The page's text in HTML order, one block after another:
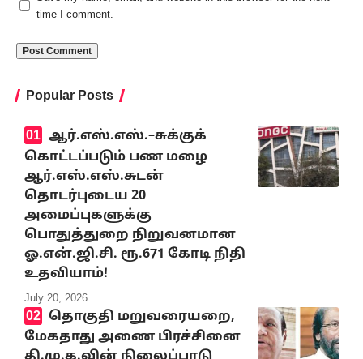
time I comment.
Popular Posts
ஆர்.எஸ்.எஸ்.–சுக்குக்
கொட்டப்படும் பண மழை
ஆர்.எஸ்.எஸ்.சுடன்
தொடர்புடைய 20
அமைப்புகளுக்கு
பொதுத்துறை நிறுவனமான
ஓ.என்.ஜி.சி. ரூ.671 கோடி நிதி
உதவியாம்!
July 20, 2026
தொகுதி மறுவரையறை,
மேகதாது அணை பிரச்சினை